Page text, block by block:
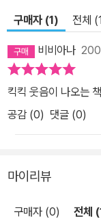
나하나를 너무나 자
표정과 몸동작 하나
라 뒤를 졸졸 따라 다
의 모습은 너무 귀엽
으로 표현한 생기발
져 책을 읽는 재미를
구매자 (1) 전체
비비아나
킥킥 웃음이 나오는 책
공감 (0) 댓글 (0)
마이리뷰
구매자 (0) 전체